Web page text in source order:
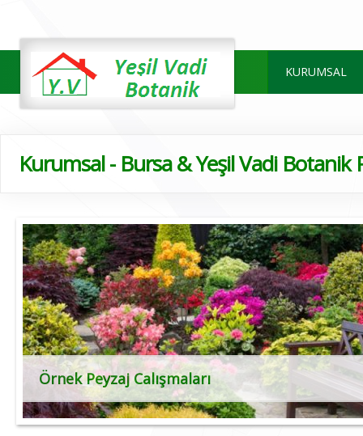
KURUMSAL
Kurumsal - Bursa & Yeşil Vadi Botanik
Örnek Peyzaj Calışmaları